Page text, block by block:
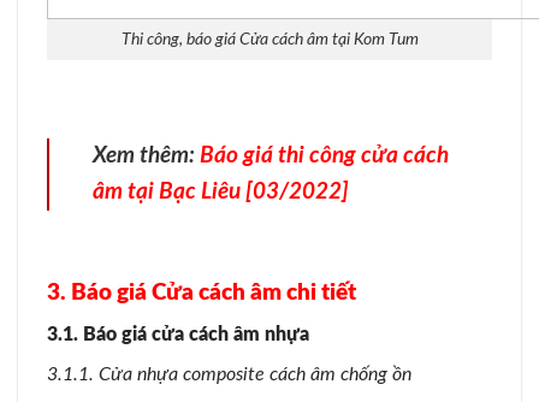
Thi công, báo giá Cửa cách âm tại Kom Tum
Xem thêm: Báo giá thi công cửa cách
âm tại Bạc Liêu [03/2022]
3. Báo giá Cửa cách âm chi tiết
3.1. Báo giá cửa cách âm nhựa
3.1.1. Cửa nhựa composite cách âm chống ồn